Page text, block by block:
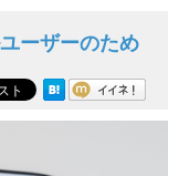
ーザーのため